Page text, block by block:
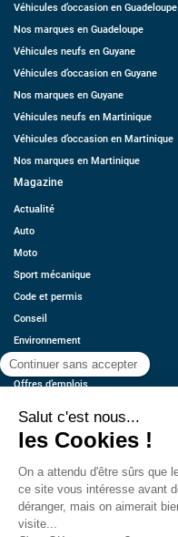
Véhicules d’occasion en Guadeloupe
Nos marques en Guadeloupe
Véhicules neufs en Guyane
Véhicules d’occasion en Guyane
Nos marques en Guyane
Véhicules neufs en Martinique
Véhicules d’occasion en Martinique
Nos marques en Martinique
Magazine
Actualité
Auto
Moto
Sport mécanique
Code et permis
Conseil
Environnement
Économie
Offres d’emplois
Contact
Estimez votre voiture
Mentions légales